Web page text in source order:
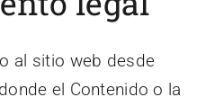
al sitio web desde
el Contenido o la